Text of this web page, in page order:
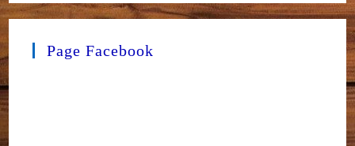
Page Facebook